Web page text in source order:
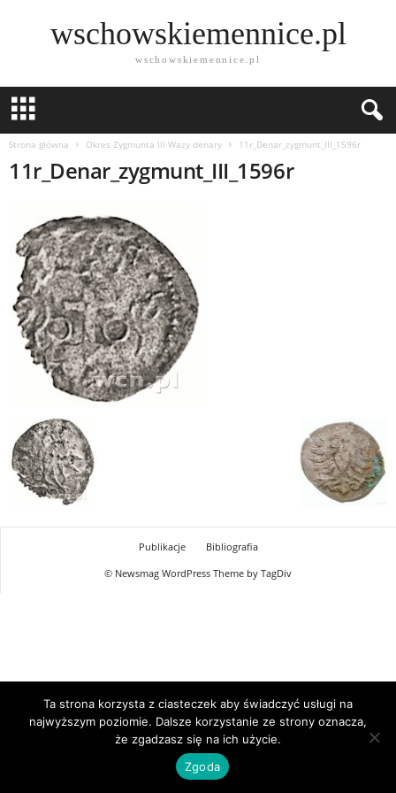
wschowskiemennice.pl
wschowskiemennice.pl
Strona główna Okres Zygmunta lll Wazy denary 11r_Denar_zygmunt_III_1596r
11r_Denar_zygmunt_III_1596r
Publikacje
Bibliografia
© Newsmag WordPress Theme by TagDiv
Ta strona korzysta z ciasteczek aby świadczyć usługi na
najwyższym poziomie. Dalsze korzystanie ze strony oznacza,
że zgadzasz się na ich użycie.
Zgoda